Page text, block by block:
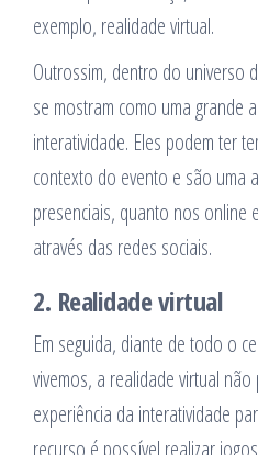
exemplo, realidade virtual.
Outrossim, dentro do universo
se mostram como uma grande
interatividade. Eles podem ter
contexto do evento e são uma
presenciais, quanto nos online
através das redes sociais.
2. Realidade virtual
Em seguida, diante de todo o
vivemos, a realidade virtual
experiência da interatividade